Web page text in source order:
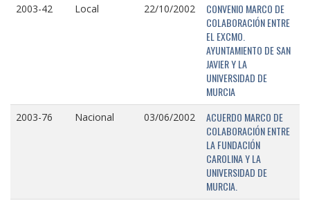
2003-42 Local 22/10/2002
CONVENIO MARCO DE
COLABORACIÓN ENTRE
EL EXCMO.
AYUNTAMIENTO DE SAN
JAVIER Y LA
UNIVERSIDAD DE
MURCIA
2003-76 Nacional 03/06/2002
ACUERDO MARCO DE
COLABORACIÓN ENTRE
LA FUNDACIÓN
CAROLINA Y LA
UNIVERSIDAD DE
MURCIA.